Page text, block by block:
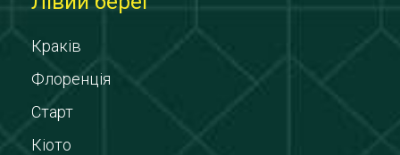
Краків
Флоренція
Старт
Кіото